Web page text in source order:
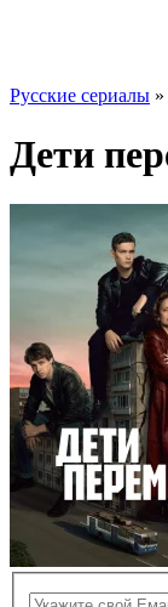
Русские сериалы »
Дети